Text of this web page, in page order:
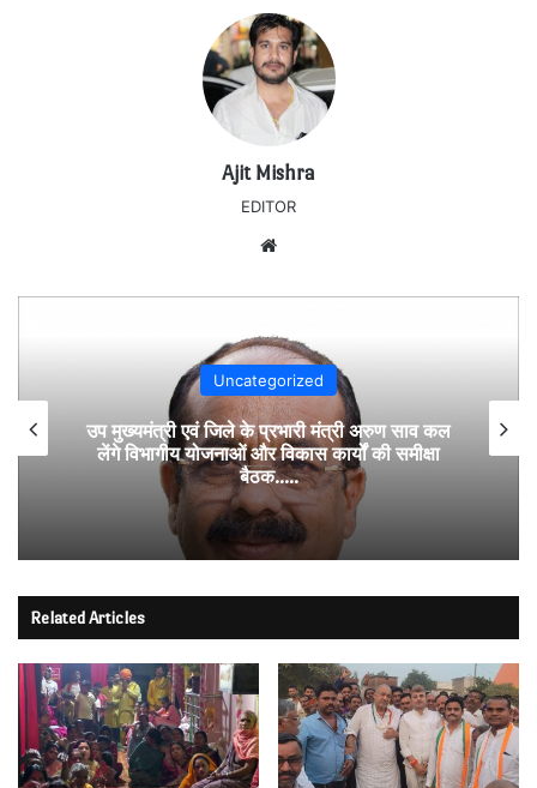
Ajit Mishra
EDITOR
Uncategorized
उप मुख्यमंत्री एवं जिले के प्रभारी मंत्री अरुण साव कल
लेंगे विभागीय योजनाओं और विकास कार्यों की समीक्षा
बैठक…..
Related Articles